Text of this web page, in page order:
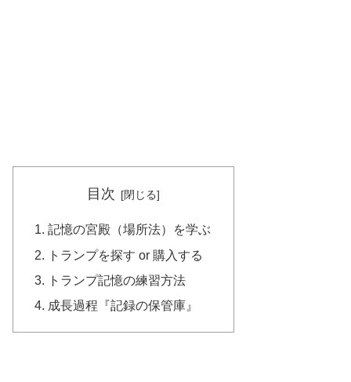
目次
記憶の宮殿（場所法）を学ぶ
トランプを探す or 購入する
トランプ記憶の練習方法
成長過程『記録の保管庫』